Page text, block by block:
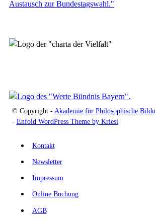
© Copyright - Akademie für Philosophische
- Enfold WordPress Theme by Kriesi
Kontakt
Newsletter
Impressum
Online Buchung
AGB